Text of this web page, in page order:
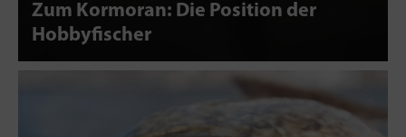
Zum Kormoran: Die Position der
Hobbyfischer